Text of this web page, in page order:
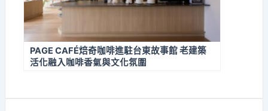
PAGE CAFÉ焙奇咖啡進駐台東故事館 老建築
活化融入咖啡香氣與文化氛圍